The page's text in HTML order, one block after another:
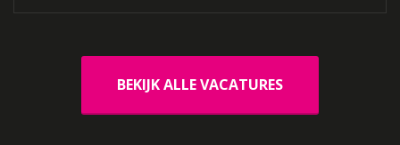
BEKIJK ALLE VACATURES